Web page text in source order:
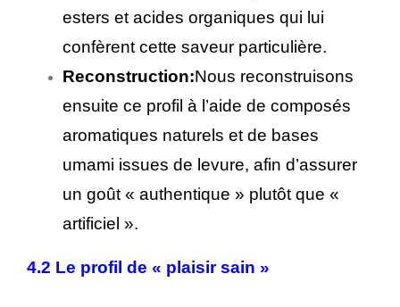
esters et acides organiques qui lui
confèrent cette saveur particulière.
Reconstruction:Nous reconstruisons
ensuite ce profil à l’aide de composés
aromatiques naturels et de bases
umami issues de levure, afin d’assurer
un goût « authentique » plutôt que «
artificiel ».
4.2 Le profil de « plaisir sain »